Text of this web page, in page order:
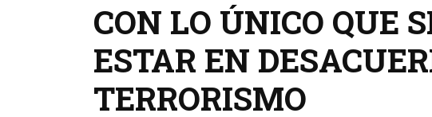
CON LO ÚNICO QUE
ESTAR EN
TERRORISMO